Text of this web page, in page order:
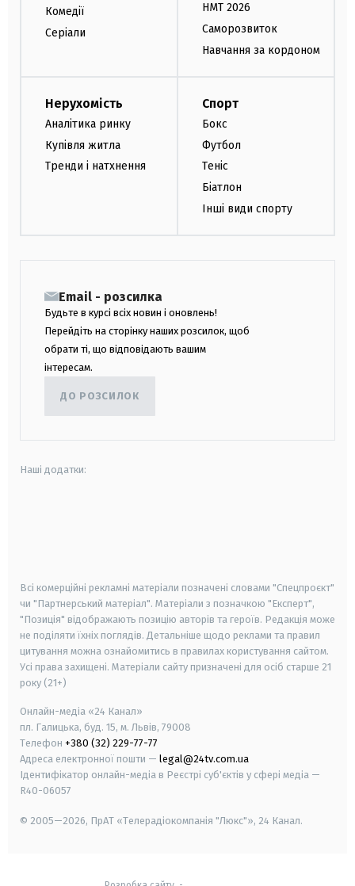
Комедії
Серіали
НМТ 2026
Саморозвиток
Навчання за кордоном
Нерухомість
Аналітика ринку
Купівля житла
Тренди і натхнення
Спорт
Бокс
Футбол
Теніс
Біатлон
Інші види спорту
Email - розсилка
Будьте в курсі всіх новин і оновлень!
Перейдіть на сторінку наших розсилок, щоб
обрати ті, що відповідають вашим
інтересам.
ДО РОЗСИЛОК
Наші додатки:
Всі комерційні рекламні матеріали позначені словами "Спецпроєкт"
чи "Партнерський матеріал". Матеріали з позначкою "Експерт",
"Позиція" відображають позицію авторів та героїв. Редакція може
не поділяти їхніх поглядів. Детальніше щодо реклами та правил
цитування можна ознайомитись в правилах користування сайтом.
Усі права захищені. Матеріали сайту призначені для осіб старше 21
року (21+)
Онлайн-медіа «24 Канал»
пл. Галицька, буд. 15, м. Львів, 79008
Телефон +380 (32) 229-77-77
Адреса електронної пошти — legal@24tv.com.ua
Ідентифікатор онлайн-медіа в Реєстрі суб'єктів у сфері медіа —
R40-06057
© 2005—2026, ПрАТ «Телерадіокомпанія "Люкс"», 24 Канал.